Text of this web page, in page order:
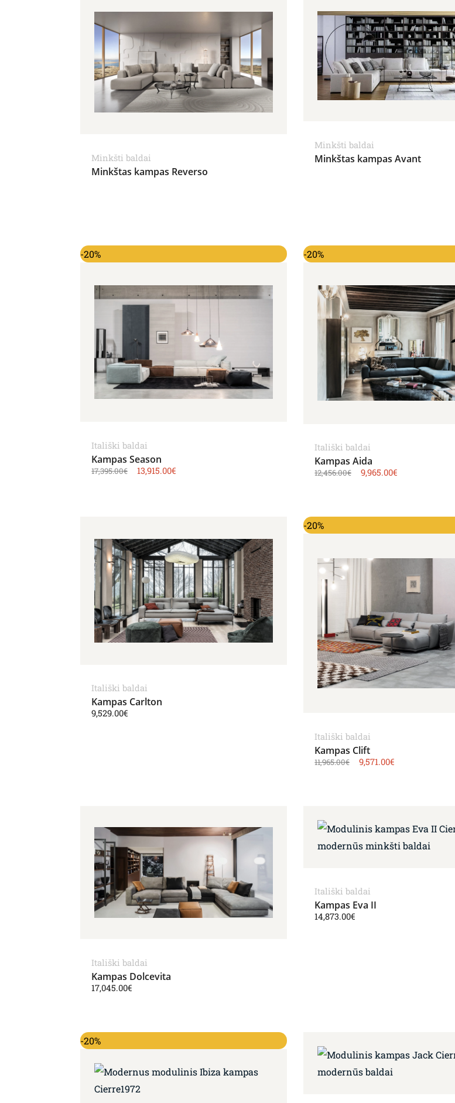
Minkšti baldai
Minkštas kampas Reverso
Minkšti baldai
Minkštas kampas Avant
-20%
Itališki baldai
Kampas Season
17,395.00€ 13,915.00€
Current price is: 13,915.00€. -20%
Itališki baldai
Kampas Aida
12,456.00€ 9,965.00€
Current price
Itališki baldai
Kampas Carlton
9,529.00€
-20%
Itališki baldai
Kampas Clift
11,965.00€ 9,571.00€
Itališki baldai
Kampas Dolcevita
17,045.00€
Itališki baldai
Kampas Eva II
14,873.00€
-20% Current price is: 11,343.00€.